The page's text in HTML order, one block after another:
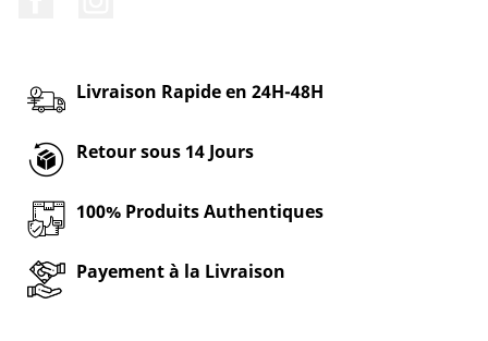
Livraison Rapide en 24H-48H
Retour sous 14 Jours
100% Produits Authentiques
Payement à la Livraison